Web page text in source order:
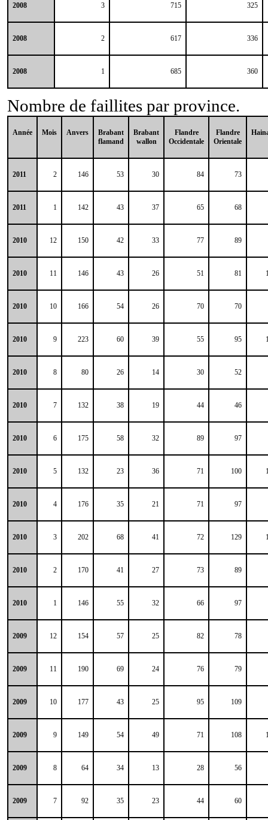
2008 3 715 325
2008 2 617 336
2008 1 685 360
Nombre de faillites par province.
Année Mois Anvers
Brabant
flamand
Brabant
wallon
Flandre
Occidentale
Flandre
Orientale
2011 2 146 53 30 84 73
2011 1 142 43 37 65 68
2010 12 150 42 33 77 89
2010 11 146 43 26 51 81
2010 10 166 54 26 70 70
2010 9 223 60 39 55 95
2010 8 80 26 14 30 52
2010 7 132 38 19 44 46
2010 6 175 58 32 89 97
2010 5 132 23 36 71 100
2010 4 176 35 21 71 97
2010 3 202 68 41 72 129
2010 2 170 41 27 73 89
2010 1 146 55 32 66 97
2009 12 154 57 25 82 78
2009 11 190 69 24 76 79
2009 10 177 43 25 95 109
2009 9 149 54 49 71 108
2009 8 64 34 13 28 56
2009 7 92 35 23 44 60